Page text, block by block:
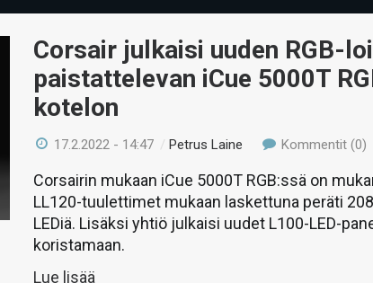
Corsair julkaisi uuden RGB-
paistattelevan iCue 5000T
kotelon
17.2.2022 - 14:47 /Petrus Laine Kommentit (0)
Corsairin mukaan iCue 5000T RGB:ssä on
LL120-tuulettimet mukaan laskettuna peräti
LEDiä. Lisäksi yhtiö julkaisi uudet L100-LED-
koristamaan.
Lue lisää